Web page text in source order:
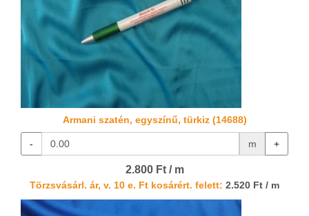
Armani szatén, egyszínű, türkiz (14688)
- m +
2.800 Ft / m
Törzsvásárl. ár, v. 10 e. Ft kosárért. felett: 2.520 Ft / m